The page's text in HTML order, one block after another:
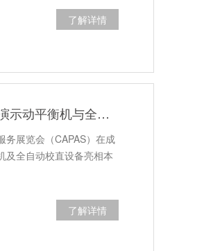
了解详情
CAPAS 2026成都展 | 集智展位现场演示动平衡机与全自动校直机
展览会（CAPAS）在成
及全自动校直设备亮相本
了解详情